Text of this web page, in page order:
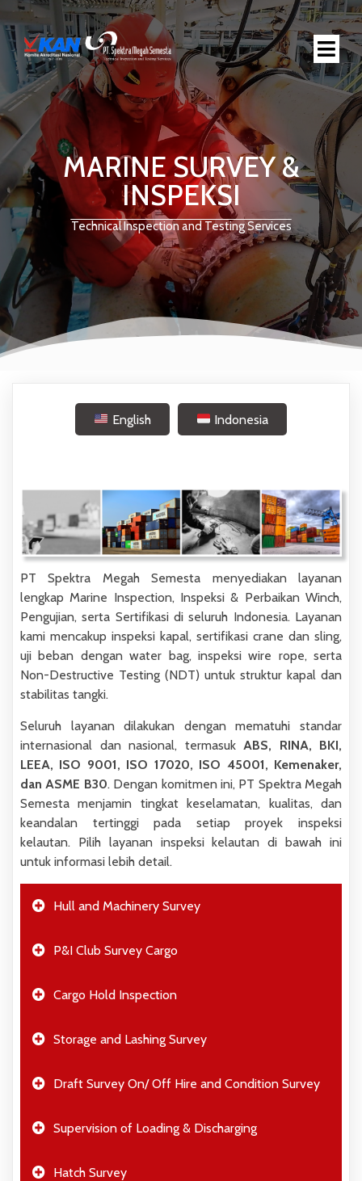
MARINE SURVEY &
INSPEKSI
Technical Inspection and Testing Services
English Indonesia
PT Spektra Megah Semesta menyediakan layanan
lengkapMarine Inspection, Inspeksi & Perbaikan Winch,
Pengujian, serta Sertifikasidi seluruh Indonesia. Layanan
kami mencakup inspeksi kapal, sertifikasi crane dan sling,
uji beban dengan water bag, inspeksi wire rope, serta
Non-Destructive Testing (NDT) untuk struktur kapal dan
stabilitas tangki.
Seluruh layanan dilakukan dengan mematuhi standar
internasional dan nasional, termasuk ABS, RINA, BKI,
LEEA, ISO 9001, ISO 17020, ISO 45001, Kemenaker,
dan ASME B30. Dengan komitmen ini, PT Spektra Megah
Semesta menjamin tingkatkeselamatan, kualitas, dan
keandalan tertinggipada setiap proyek inspeksi
kelautan. Pilih layanan inspeksi kelautan di bawah ini
untuk informasi lebih detail.
Hull and Machinery Survey
P&I Club Survey Cargo
Cargo Hold Inspection
Storage and Lashing Survey
Draft Survey On/ Off Hire and Condition Survey
Supervision of Loading & Discharging
Hatch Survey